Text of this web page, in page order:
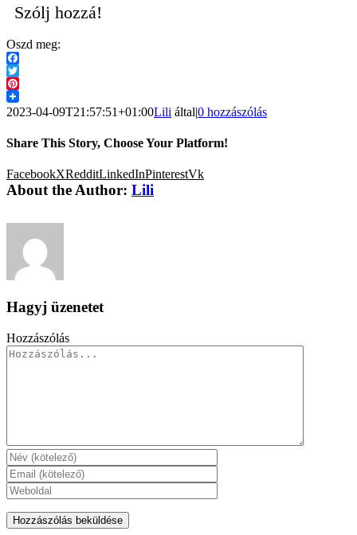
Szólj hozzá!
Oszd meg:
Facebook
Twitter
Pinterest
2023-04-09T21:57:51+01:00Lili által|0 hozzászólás
Share This Story, Choose Your Platform!
FacebookXRedditLinkedInPinterestVk
About the Author: Lili
Hagyj üzenetet
Hozzászólás